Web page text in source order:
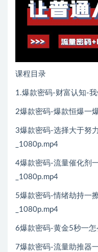
课程目录
1.爆款密码-财富认知-
2爆款密码-爆款恒爆一
3爆款密码-选择大于努
_1080p.mp4
4爆款密码-流量催化剂
_1080p.mp4
5爆款密码-情绪劫持一
_1080p.mp4
6爆款密码-黄金5秒一
7爆款密码-流量助推器